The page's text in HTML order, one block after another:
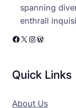
spanning
enthrall
Facebook X Instagram WordPress
Quick Links
About Us